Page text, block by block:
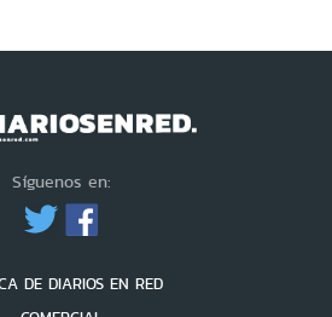
Síguenos en:
DE DIARIOS EN RED